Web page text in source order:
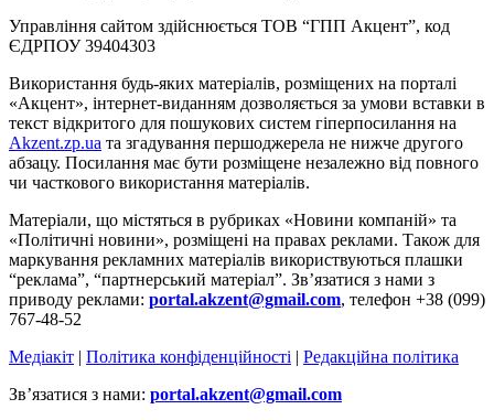
Управління сайтом здійснюється ТОВ “ГПП Акцент”, код
ЄДРПОУ 39404303
Використання будь-яких матеріалів, розміщених на порталі
«Акцент», інтернет-виданням дозволяється за умови вставки в
текст відкритого для пошукових систем гіперпосилання на
Akzent.zp.ua та згадування першоджерела не нижче другого
абзацу. Посилання має бути розміщене незалежно від повного
чи часткового використання матеріалів.
Матеріали, що містяться в рубриках «Новини компаній» та
«Політичні новини», розміщені на правах реклами. Також для
маркування рекламних матеріалів використвуються плашки
“реклама”, “партнерський матеріал”. Зв’язатися з нами з
приводу реклами: portal.akzent@gmail.com, телефон +38 (099)
767-48-52
Медіакіт | Політика конфіденційності | Редакційна політика
Зв’язатися з нами: portal.akzent@gmail.com